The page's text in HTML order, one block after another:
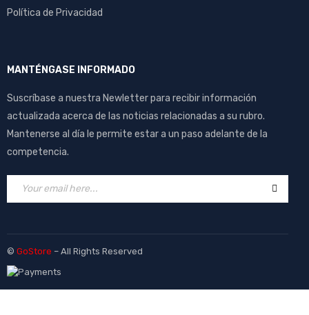
Política de Privacidad
MANTÉNGASE INFORMADO
Suscríbase a nuestra Newletter para recibir información
actualizada acerca de las noticias relacionadas a su rubro.
Mantenerse al día le permite estar a un paso adelante de la
competencia.
© GoStore – All Rights Reserved